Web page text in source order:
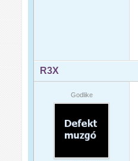
R3X
Godlike